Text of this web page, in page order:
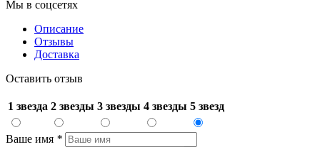
Мы в соцсетях
Описание
Отзывы
Доставка
Оставить отзыв
1 звезда 2 звезды 3 звезды 4 звезды 5 звезд
Ваше имя *